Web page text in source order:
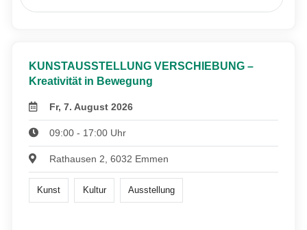
KUNSTAUSSTELLUNG VERSCHIEBUNG –
Kreativität in Bewegung
Fr, 7. August 2026
09:00 - 17:00 Uhr
Rathausen 2, 6032 Emmen
Kunst Kultur Ausstellung